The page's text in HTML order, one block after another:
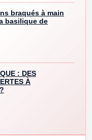
braqués à main
basilique de
: DES
À